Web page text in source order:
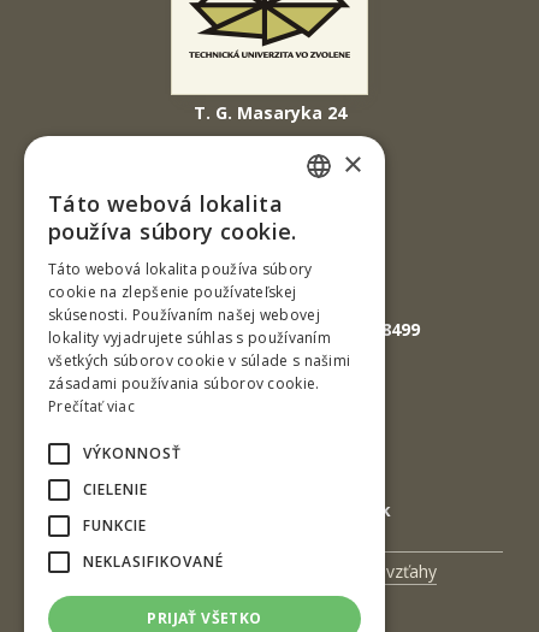
T. G. Masaryka 24
960 01 Zvolen
Slovenská republika
Tel.: +421-45-520 61 11
Fax: +421-45-533 00 27
E-mail: info@tuzvo.sk
GPS súradnice: 48.572024,19.118499
E-mail: podatelna@tuzvo.sk
Univerzitný magazín
Medzinárodné vzťahy
Veda a výskum
Zamestnanci
×
Táto webová lokalita
používa súbory cookie.
Táto webová lokalita používa súbory
cookie na zlepšenie používateľskej
skúsenosti. Používaním našej webovej
lokality vyjadrujete súhlas s používaním
všetkých súborov cookie v súlade s našimi
zásadami používania súborov cookie.
Prečítať viac
VÝKONNOSŤ
CIELENIE
FUNKCIE
NEKLASIFIKOVANÉ
PRIJAŤ VŠETKO